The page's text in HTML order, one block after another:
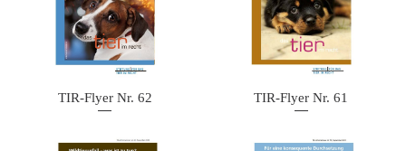
TIR-Flyer Nr. 62 TIR-Flyer Nr. 61